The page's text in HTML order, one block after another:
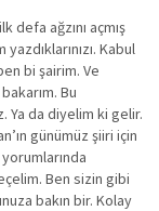
defa ağzını açmış
Kabul
bi şairim. Ve
Bu
Ya da diyelim ki gelir.
günümüz şiiri için
Ben sizin gibi
bakın bir. Kolay